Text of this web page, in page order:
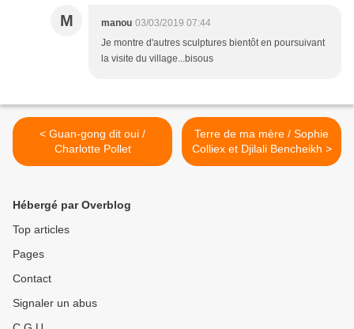
M manou 03/03/2019 07:44
Je montre d'autres sculptures bientôt en poursuivant
la visite du village...bisous
< Guan-gong dit oui /
Charlotte Pollet
Terre de ma mère / Sophie
Colliex et Djilali Bencheikh >
Hébergé par Overblog
Top articles
Pages
Contact
Signaler un abus